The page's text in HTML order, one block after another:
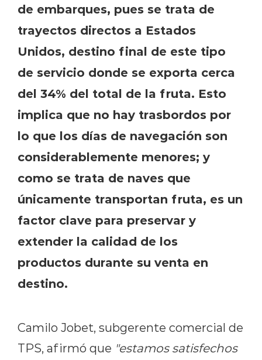
de embarques, pues se trata de
trayectos directos a Estados
Unidos, destino final de este tipo
de servicio donde se exporta cerca
del 34% del total de la fruta. Esto
implica que no hay trasbordos por
lo que los días de navegación son
considerablemente menores; y
como se trata de naves que
únicamente transportan fruta, es un
factor clave para preservar y
extender la calidad de los
productos durante su venta en
destino.
Camilo Jobet, subgerente comercial de
TPS, afirmó que "estamos satisfechos